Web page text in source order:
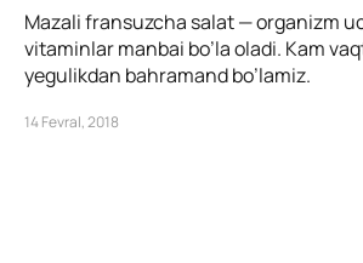
Mazali fransuzcha salat — organizm
vitaminlar manbai bo’la oladi. Kam
yegulikdan bahramand bo’lamiz.
14 Fevral, 2018